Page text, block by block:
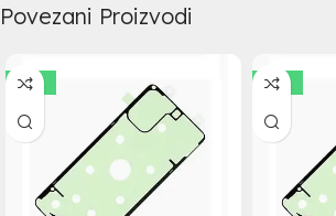
Povezani Proizvodi
-20% -20%